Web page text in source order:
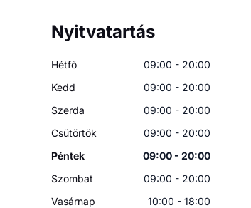
Nyitvatartás
Hétfő
09:00 - 20:00
Kedd
09:00 - 20:00
Szerda
09:00 - 20:00
Csütörtök
09:00 - 20:00
Péntek
09:00 - 20:00
Szombat
09:00 - 20:00
Vasárnap
10:00 - 18:00